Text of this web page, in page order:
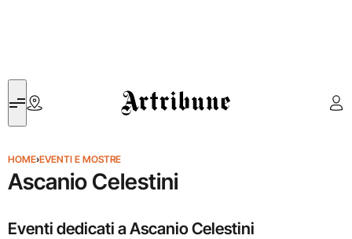
Artribune
HOME›EVENTI E MOSTRE
Ascanio Celestini
Eventi dedicati a Ascanio Celestini